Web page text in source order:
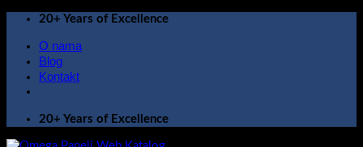
Skip
content
20+ Years of Excellence
O nama
Blog
Kontakt
20+ Years of Excellence